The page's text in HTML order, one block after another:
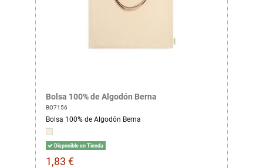
Bolsa 100% de Algodón Berna
BO7156
Bolsa 100% de Algodón Berna
Disponible en Tienda
1,83 €